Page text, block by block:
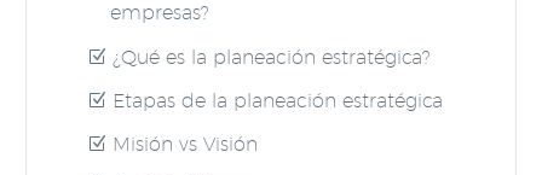
empresas?
¿Qué es la planeación estratégica?
Etapas de la planeación estratégica
Misión vs Visión